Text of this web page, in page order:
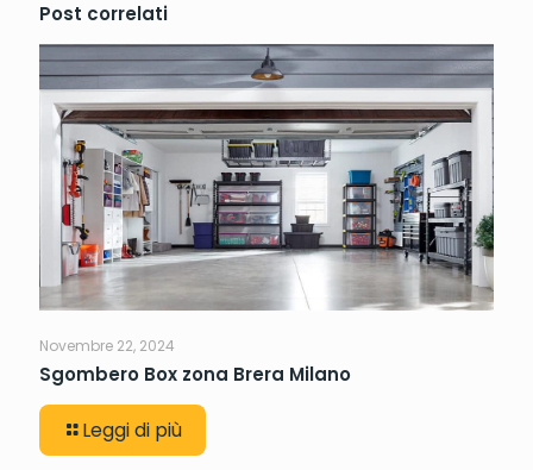
Post correlati
Novembre 22, 2024
Sgombero Box zona Brera Milano
Leggi di più